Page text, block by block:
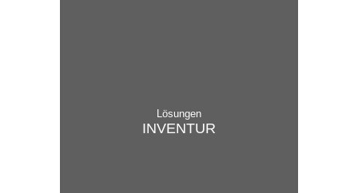
Lösungen
INVEN­TUR